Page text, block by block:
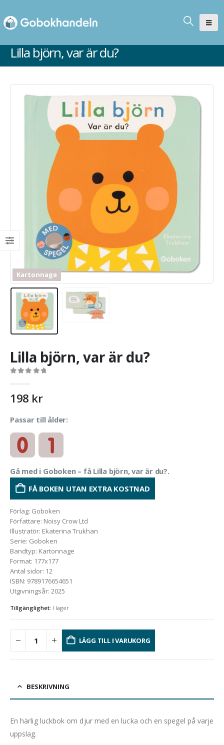
Lilla björn, var är du?
Kartonnage
Lilla björn, var är du?
198 kr
Passar till ålder:
Gå med i Goboken – få Lilla björn, var är du?.
FÅ BOKEN UTAN EXTRA KOSTNAD
Förlag: Goboken
Författare: Noisy Crow Ltd
Illustratör: Ekaterina Trukhan
Serie: Goboken
Bandtyp: Kartonnage
Format: 177x177
Antal sidor: 12
ISBN: 9789176654651
Utgivningsår: 2025
Tillgänglighet: I lager
LÄGG TILL I VARUKORG
BESKRIVNING
En härlig luckbok om djur med en lucka och en spegel på varje
uppslag.